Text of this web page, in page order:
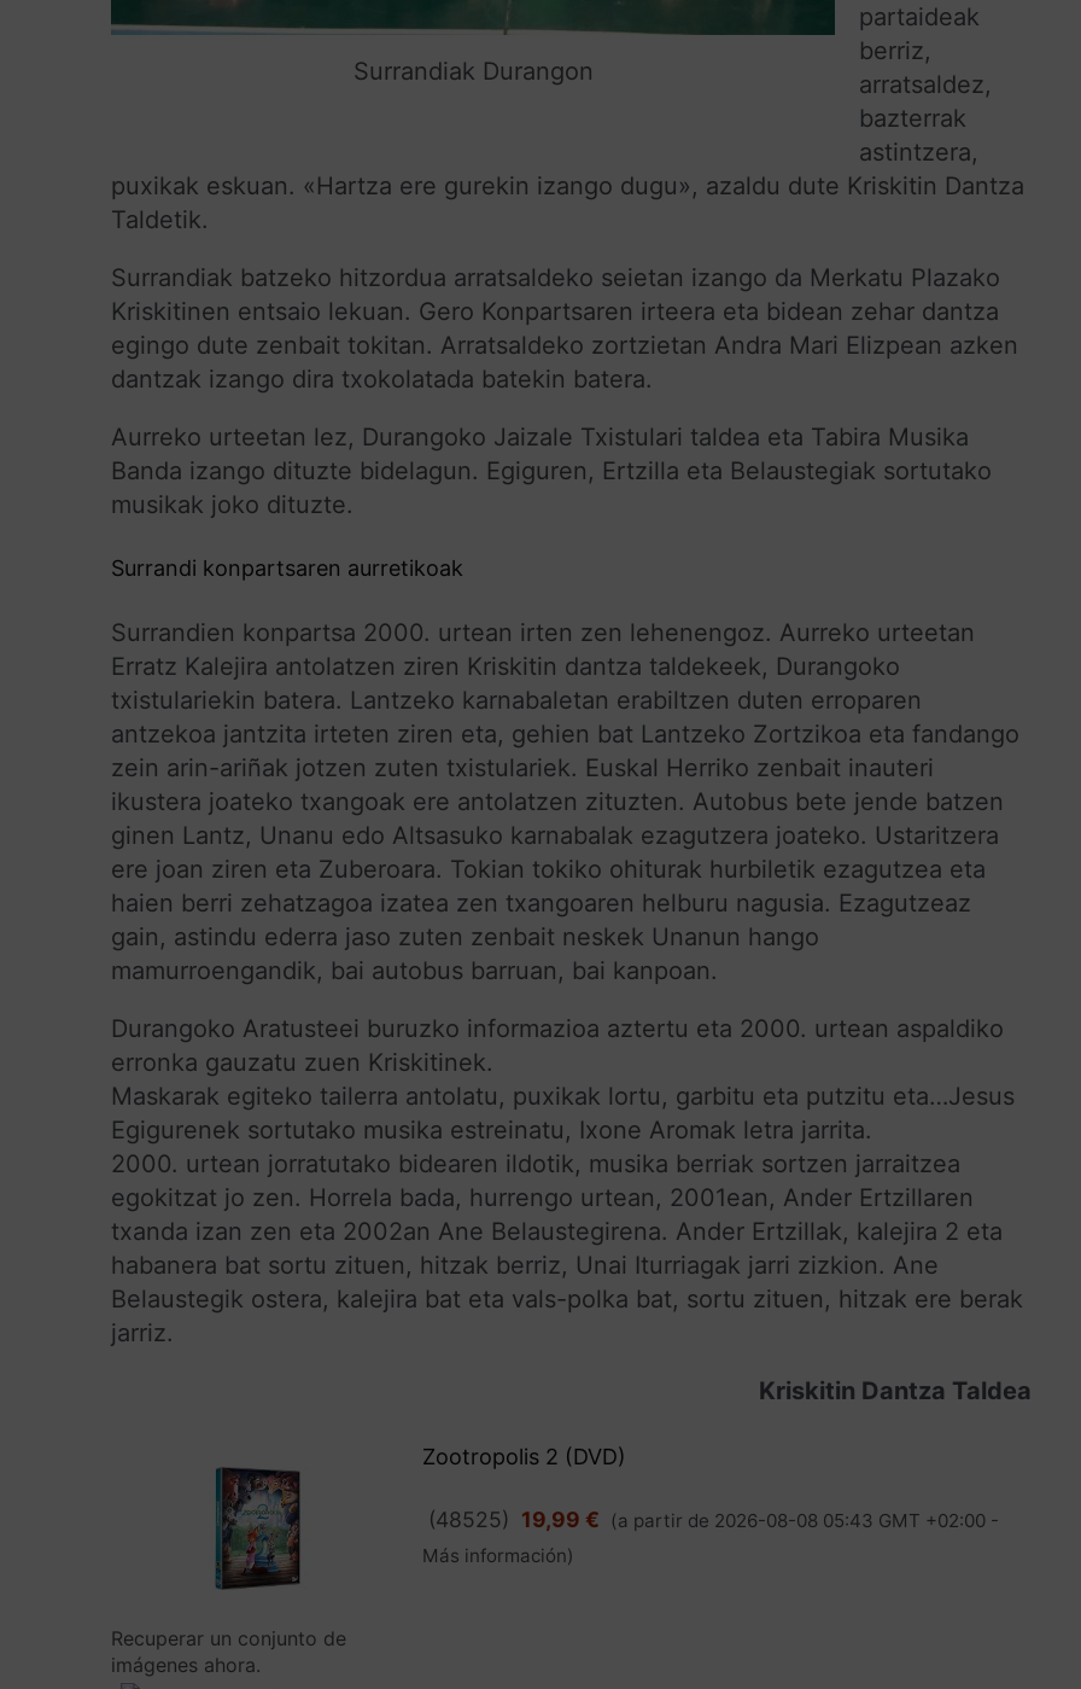
Surrandiak Durangon
partaideak
berriz,
arratsaldez,
bazterrak
astintzera,
puxikak eskuan. «Hartza ere gurekin izango dugu», azaldu dute Kriskitin Dantza
Taldetik.
Surrandiak batzeko hitzordua arratsaldeko seietan izango da Merkatu Plazako
Kriskitinen entsaio lekuan. Gero Konpartsaren irteera eta bidean zehar dantza
egingo dute zenbait tokitan. Arratsaldeko zortzietan Andra Mari Elizpean azken
dantzak izango dira txokolatada batekin batera.
Aurreko urteetan lez, Durangoko Jaizale Txistulari taldea eta Tabira Musika
Banda izango dituzte bidelagun. Egiguren, Ertzilla eta Belaustegiak sortutako
musikak joko dituzte.
Surrandi konpartsaren aurretikoak
Surrandien konpartsa 2000. urtean irten zen lehenengoz. Aurreko urteetan
Erratz Kalejira antolatzen ziren Kriskitin dantza taldekeek, Durangoko
txistulariekin batera. Lantzeko karnabaletan erabiltzen duten erroparen
antzekoa jantzita irteten ziren eta, gehien bat Lantzeko Zortzikoa eta fandango
zein arin-ariñak jotzen zuten txistulariek. Euskal Herriko zenbait inauteri
ikustera joateko txangoak ere antolatzen zituzten. Autobus bete jende batzen
ginen Lantz, Unanu edo Altsasuko karnabalak ezagutzera joateko. Ustaritzera
ere joan ziren eta Zuberoara. Tokian tokiko ohiturak hurbiletik ezagutzea eta
haien berri zehatzagoa izatea zen txangoaren helburu nagusia. Ezagutzeaz
gain, astindu ederra jaso zuten zenbait neskek Unanun hango
mamurroengandik, bai autobus barruan, bai kanpoan.
Durangoko Aratusteei buruzko informazioa aztertu eta 2000. urtean aspaldiko
erronka gauzatu zuen Kriskitinek.
Maskarak egiteko tailerra antolatu, puxikak lortu, garbitu eta putzitu eta…Jesus
Egigurenek sortutako musika estreinatu, Ixone Aromak letra jarrita.
2000. urtean jorratutako bidearen ildotik, musika berriak sortzen jarraitzea
egokitzat jo zen. Horrela bada, hurrengo urtean, 2001ean, Ander Ertzillaren
txanda izan zen eta 2002an Ane Belaustegirena. Ander Ertzillak, kalejira 2 eta
habanera bat sortu zituen, hitzak berriz, Unai Iturriagak jarri zizkion. Ane
Belaustegik ostera, kalejira bat eta vals-polka bat, sortu zituen, hitzak ere berak
jarriz.
Kriskitin Dantza Taldea
Recuperar un conjunto de
imágenes ahora.
Zootropolis 2 (DVD)
(48525) 19,99 €
(a partir de 2026-08-08 05:43 GMT +02:00 -
Más información)